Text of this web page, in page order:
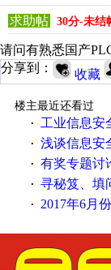
求助帖 30分-未结
请问有熟悉国产
分享到：
收藏
楼主最近还看过
·
工业信息安
· 浅谈信息安
· 有奖专题讨论：面对
· 寻秘笈、填
· 2017年6月